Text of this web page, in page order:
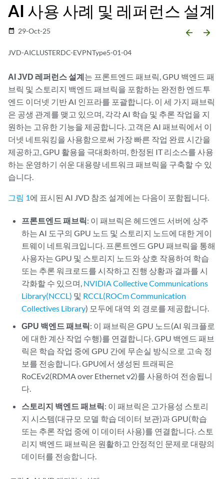
AI 사용 사례 및 레퍼런스 설계
date_range 29-Oct-25 arrow_backward arrow_forward
JVD-AICLUSTERDC-EVPNType5-01-04
AI JVD 레퍼런스 설계는 프론트엔드 패브릭, GPU 백엔드 패
브릭 및 스토리지 백엔드 패브릭을 포함하는 완전한 엔드투
엔드 이더넷 기반 AI 인프라를 포괄합니다. 이 세 가지 패브릭
은 공생 관계를 맺고 있으며, 각각 AI 학습 및 추론 작업을 지
원하는 고유한 기능을 제공합니다. 고객은 AI 패브릭에서 이
더넷 네트워킹을 사용함으로써 가장 빠른 작업 완료 시간을
제공하고, GPU 활용을 극대화하며, 한정된 IT 리소스를 사용
하는 운영하기 쉬운 대용량 네트워크 패브릭을 구축할 수 있
습니다.
그림 1에 표시된 AI JVD 참조 설계에는 다음이 포함됩니다.
프론트엔드 패브릭: 이 패브릭은 헤드엔드 서버에 상주
하는 AI 도구의 GPU 노드 및 스토리지 노드에 대한 게이
트웨이 네트워크입니다. 프론트엔드 GPU 패브릭을 통해
사용자는 GPU 및 스토리지 노드와 상호 작용하여 학습
또는 추론 워크로드를 시작하고 진행 상황과 결과를 시
각화할 수 있으며, NVIDIA Collective Communications
Library(NCCL) 및 RCCL(ROCm Communication
Collectives Library) 모두에 대역 외 경로를 제공합니다.
GPU 백엔드 패브릭: 이 패브릭은 GPU 노드(AI 워크플로
에 대한 계산 작업 수행)를 연결합니다. GPU 백엔드 패브
릭은 학습 작업 중에 GPU 간에 무손실 방식으로 고속 정
보를 전송합니다. GPU에서 생성된 트래픽은
RoCEv2(RDMA over Ethernet v2)를 사용하여 전송됩니
다.
스토리지 백엔드 패브릭: 이 패브릭은 고가용성 스토리
지 시스템(대규모 모델 학습 데이터 보관)과 GPU(학습
또는 추론 작업 중에 이 데이터 사용)를 연결합니다. 스토
리지 백엔드 패브릭은 원활하고 안정적인 문제로 대량의
데이터를 전송합니다.